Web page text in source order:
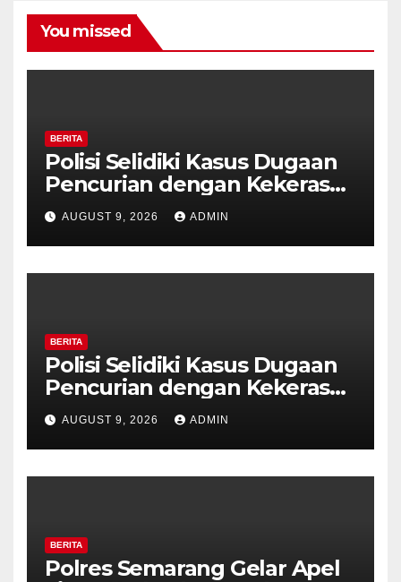
You missed
BERITA
Polisi Selidiki Kasus Dugaan
Pencurian dengan Kekerasan
di Counter HP Royal Phone
Ambarawa.
AUGUST 9, 2026 ADMIN
BERITA
Polisi Selidiki Kasus Dugaan
Pencurian dengan Kekerasan
di Counter HP Royal Phone
Ambarawa.
AUGUST 9, 2026 ADMIN
BERITA
Polres Semarang Gelar Apel